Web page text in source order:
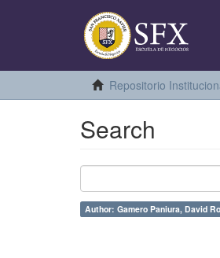
Repositorio
Search
Author: Gamero Paniura, David